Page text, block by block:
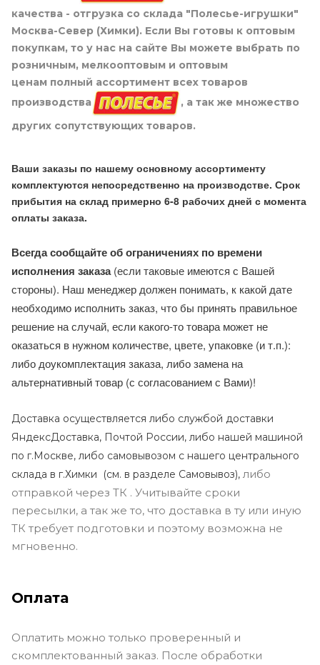
качества - отгрузка со склада "Полесье-игрушки"
Москва-Север (Химки). Если Вы готовы к оптовым
покупкам, то у нас на сайте Вы можете выбрать по
розничным, мелкооптовым и оптовым
ценам полный ассортимент всех товаров
производства
, а так же множество
других сопутствующих товаров.
Ваши заказы по нашему основному ассортименту
комплектуются непосредственно на производстве. Срок
прибытия на склад примерно 6-8 рабочих дней с момента
оплаты заказа.
Всегда сообщайте об ограничениях по времени
исполнения заказа(если таковые имеются с Вашей
стороны). Наш менеджер должен понимать, к какой дате
необходимо исполнить заказ, что бы принять правильное
решение на случай, если какого-то товара может не
оказаться в нужном количестве, цвете, упаковке (и т.п.):
либо доукомплектация заказа, либо замена на
альтернативный товар (с согласованием с Вами)!
Доставка осуществляется либо службой доставки
ЯндексДоставка, Почтой России, либо нашей машиной
по г.Москве, либо самовывозом с нашего центрального
склада в г.Химки (см. в разделе Самовывоз), либо
отправкой через ТК . Учитывайте сроки
пересылки, а так же то, что доставка в ту или иную
ТК требует подготовки и поэтому возможна не
мгновенно.
Оплата
Оплатить можно только проверенный и
скомплектованный заказ. После обработки